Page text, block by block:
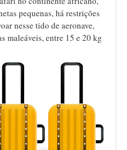
pequenas, há restrições
nesse tido de aeronave,
maleáveis, entre 15 e 20 kg